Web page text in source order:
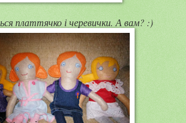
платтячко і черевички. А вам? :)